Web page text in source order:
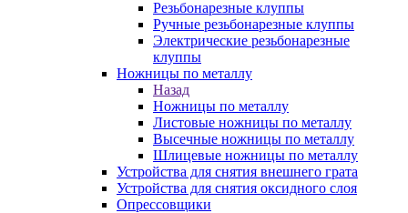
Резьбонарезные клуппы
Ручные резьбонарезные клуппы
Электрические резьбонарезные
клуппы
Ножницы по металлу
Назад
Ножницы по металлу
Листовые ножницы по металлу
Высечные ножницы по металлу
Шлицевые ножницы по металлу
Устройства для снятия внешнего грата
Устройства для снятия оксидного слоя
Опрессовщики